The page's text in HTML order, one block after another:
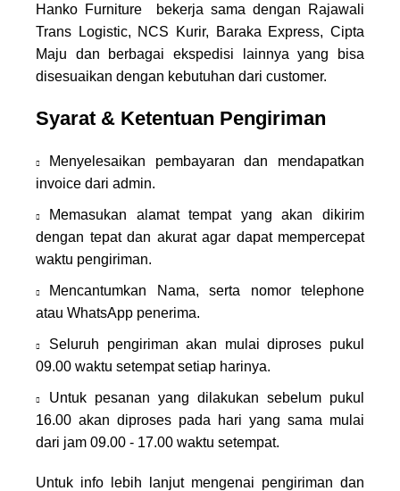
Hanko Furniture bekerja sama dengan Rajawali
Trans Logistic, NCS Kurir, Baraka Express, Cipta
Maju dan berbagai ekspedisi lainnya yang bisa
disesuaikan dengan kebutuhan dari customer.
Syarat & Ketentuan Pengiriman
Menyelesaikan pembayaran dan mendapatkan
invoice dari admin.
Memasukan alamat tempat yang akan dikirim
dengan tepat dan akurat agar dapat mempercepat
waktu pengiriman.
Mencantumkan Nama, serta nomor telephone
atau WhatsApp penerima.
Seluruh pengiriman akan mulai diproses pukul
09.00 waktu setempat setiap harinya.
Untuk pesanan yang dilakukan sebelum pukul
16.00 akan diproses pada hari yang sama mulai
dari jam 09.00 - 17.00 waktu setempat.
Untuk info lebih lanjut mengenai pengiriman dan